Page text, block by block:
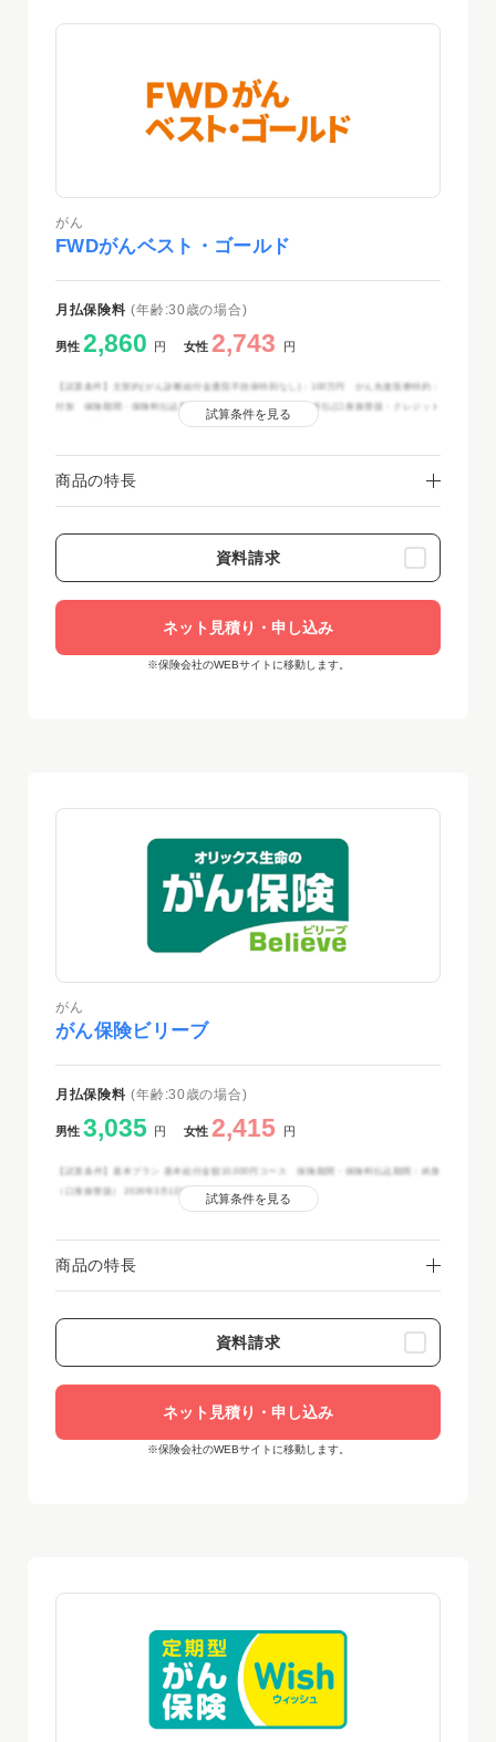
がん
FWDがんベスト・ゴールド
月払保険料 (年齢:30歳の場合)
男性 2,860 円 女性 2,743 円
【試算条件】主契約(がん診断給付金通院不担保特則なし)：100万円 がん先進医療特約：
付加 保険期間・保険料払込期間：終身 保険料払込方法：月払(口座振替扱・クレジット
試算条件を見る
商品の特長
資料請求
ネット見積り・申し込み
※保険会社のWEBサイトに移動します。
がん
がん保険ビリーブ
月払保険料 (年齢:30歳の場合)
男性 3,035 円 女性 2,415 円
【試算条件】基本プラン 基本給付金額10,000円コース 保険期間・保険料払込期間：終身
（口座振替扱） 2026年3月1日現在
試算条件を見る
商品の特長
資料請求
ネット見積り・申し込み
※保険会社のWEBサイトに移動します。